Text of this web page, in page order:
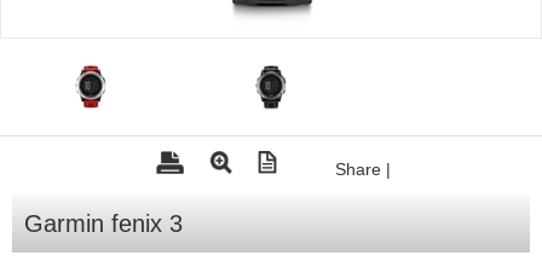
Tohatsu - Utombordare
Minn Kota - elmotorer
Yanmar Servicedelar
Share |
Garmin fenix 3